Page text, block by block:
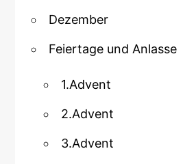
Dezember
Feiertage und Anlasse
1.Advent
2.Advent
3.Advent